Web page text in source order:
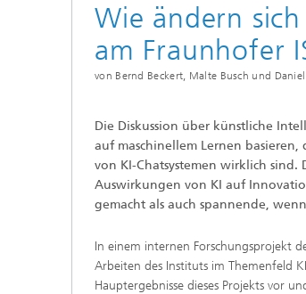
Wie ändern
am Fraunhofer
von Bernd Beckert, Malte Busch und
Die Diskussion über künstliche
auf maschinellem Lernen
von KI-Chatsystemen wirklich sind.
Auswirkungen von KI auf
gemacht als auch spannende,
In einem internen Forschungsprojekt
Arbeiten des Instituts im Themenfeld
Hauptergebnisse dieses Projekts vor